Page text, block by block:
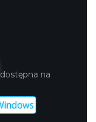
dostępna na